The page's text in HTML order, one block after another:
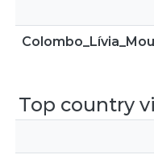
Top country